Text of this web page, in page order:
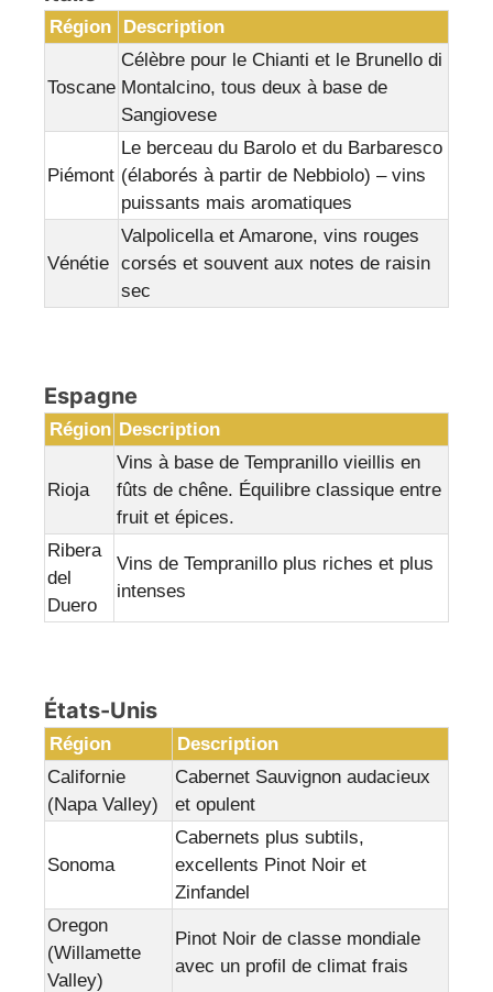
Région Description
Toscane
Célèbre pour le Chianti et le Brunello di
Montalcino, tous deux à base de
Sangiovese
Piémont
Le berceau du Barolo et du Barbaresco
(élaborés à partir de Nebbiolo) – vins
puissants mais aromatiques
Vénétie
Valpolicella et Amarone, vins rouges
corsés et souvent aux notes de raisin
sec
Espagne
Région Description
Rioja
Vins à base de Tempranillo vieillis en
fûts de chêne. Équilibre classique entre
fruit et épices.
Ribera
del
Duero
Vins de Tempranillo plus riches et plus
intenses
États-Unis
Région
Description
Californie
(Napa Valley)
Cabernet Sauvignon audacieux
et opulent
Sonoma
Cabernets plus subtils,
excellents Pinot Noir et
Zinfandel
Oregon
(Willamette
Valley)
Pinot Noir de classe mondiale
avec un profil de climat frais